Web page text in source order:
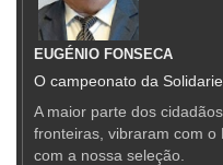
EUGÉNIO FONSECA
O campeonato da
A maior parte dos
fronteiras, vibraram com
com a nossa seleção.